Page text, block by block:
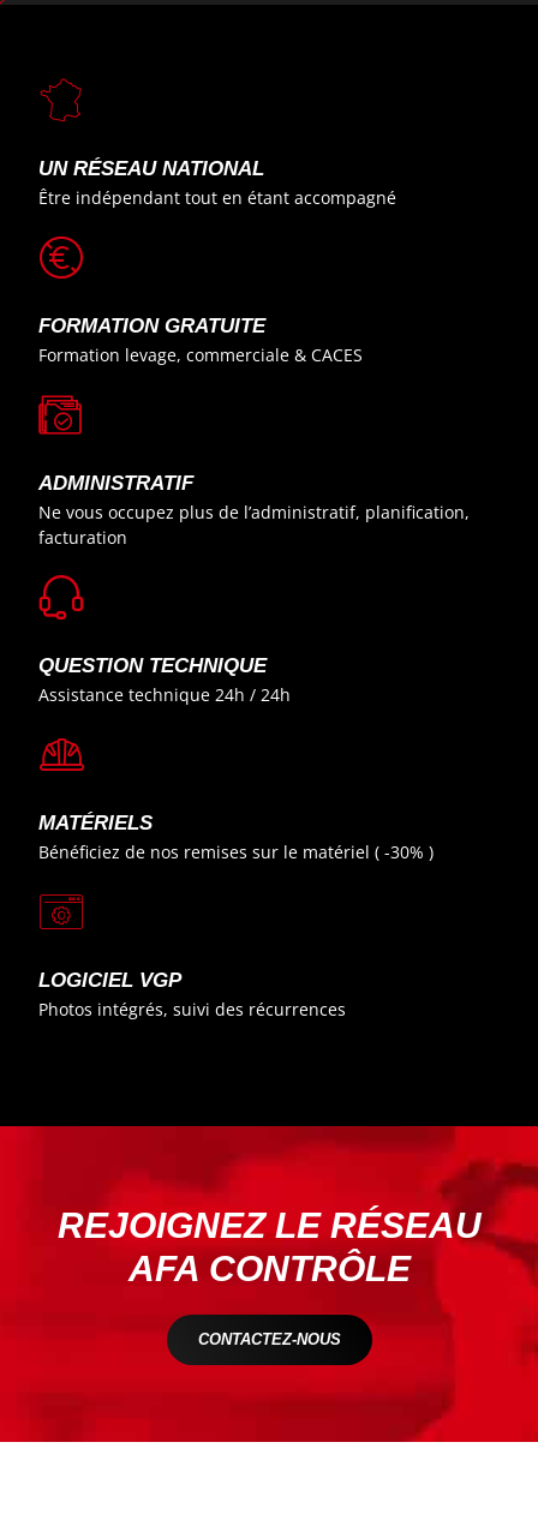
UN RÉSEAU NATIONAL
Être indépendant tout en étant accompagné
FORMATION GRATUITE
Formation levage, commerciale & CACES
ADMINISTRATIF
Ne vous occupez plus de l’administratif, planification,
facturation
QUESTION TECHNIQUE
Assistance technique 24h / 24h
MATÉRIELS
Bénéficiez de nos remises sur le matériel ( -30% )
LOGICIEL VGP
Photos intégrés, suivi des récurrences
REJOIGNEZ LE RÉSEAU
AFA CONTRÔLE
CONTACTEZ-NOUS